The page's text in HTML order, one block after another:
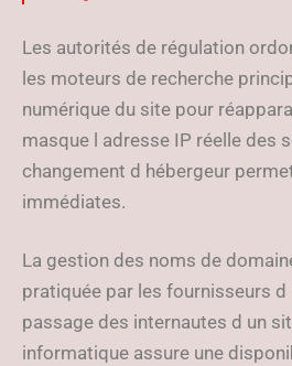
Les autorités de régulation
les moteurs de recherche
numérique du site pour
masque l adresse IP réelle des
changement d hébergeur
immédiates.
La gestion des noms de
pratiquée par les fournisseurs
passage des internautes d un
informatique assure une